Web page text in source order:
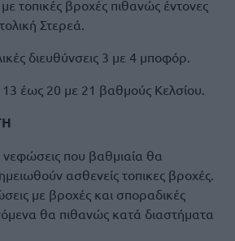
τοπικές βροχές πιθανώς έντονες
Στερεά.
διευθύνσεις 3 με 4 μποφόρ.
έως 20 με 21 βαθμούς Κελσίου.
που βαθμιαία θα
ασθενείς τοπικες βροχές.
με βροχές και σποραδικές
θα πιθανώς κατά διαστήματα